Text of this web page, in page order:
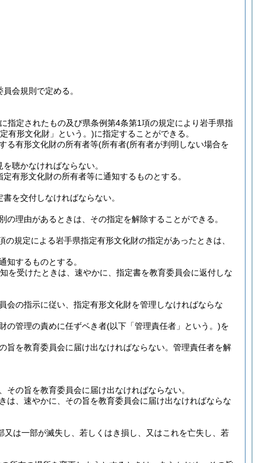
会規則で定める。
指定されたもの及び県条例第4条第1項の規定により岩手県指
有形文化財」という。)に指定することができる。
る有形文化財の所有者等(所有者(所有者が判明しない場合を
聴かなければならない。
有形文化財の所有者等に通知するものとする。
を交付しなければならない。
理由があるときは、その指定を解除することができる。
規定による岩手県指定有形文化財の指定があったときは、
知するものとする。
を受けたときは、速やかに、指定書を教育委員会に返付しな
会の指示に従い、指定有形文化財を管理しなければならな
の管理の責めに任ずベき者(以下「管理責任者」という。)を
を教育委員会に届け出なければならない。 管理責任者を解
の旨を教育委員会に届け出なければならない。
、速やかに、その旨を教育委員会に届け出なければならな
又は一部が滅失し、若しくはき損し、又はこれを亡失し、若